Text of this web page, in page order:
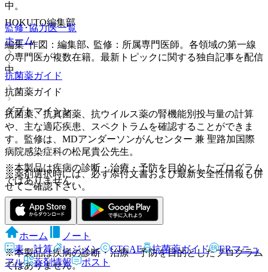
中。
監修･協力医一覧
ホーム
抗菌薬ガイド
ダプトマイシン
※本製品は疾病の診断・治療・予防を目的としたプログラム
ではありません。
ホーム
ノート
表・計算
レジメン CTCAE 抗菌薬ガイド
ERマニュ
アル
薬剤情報 ポスト
HOKUTO編集部
編集･作図：編集部､ 監修：所属専門医師。各領域の第一線
の専門医が複数在籍。最新トピックに関する独自記事を配信
中。
抗菌薬ガイド
抗菌薬、抗真菌薬、抗ウイルス薬の腎機能別投与量の計算
や、主な適応疾患、スペクトラムを確認することができま
す。監修は、MDアンダーソンがんセンター 兼 聖路加国際
病院感染症科の松尾貴公先生。
※薬剤選択時には、必ず添付文書および最新安全性情報も併
せてご確認下さい。
※本製品は疾病の診断・治療・予防を目的としたプログラム
ではありません。